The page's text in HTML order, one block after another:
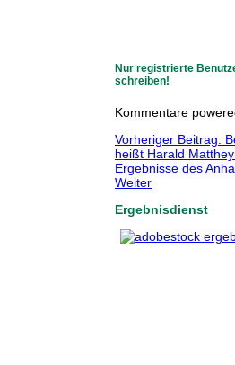
Nur registrierte
schreiben!
Kommentare
Vorheriger Beitrag:
heißt Harald Matthey
Ergebnisse des
Weiter
Ergebnisdienst